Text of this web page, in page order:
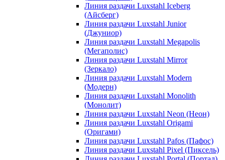
Линия раздачи Luxstahl Iceberg
(Айсберг)
Линия раздачи Luxstahl Junior
(Джуниор)
Линия раздачи Luxstahl Megapolis
(Мегаполис)
Линия раздачи Luxstahl Mirror
(Зеркало)
Линия раздачи Luxstahl Modern
(Модерн)
Линия раздачи Luxstahl Monolith
(Монолит)
Линия раздачи Luxstahl Neon (Неон)
Линия раздачи Luxstahl Origami
(Оригами)
Линия раздачи Luxstahl Pafos (Пафос)
Линия раздачи Luxstahl Pixel (Пиксель)